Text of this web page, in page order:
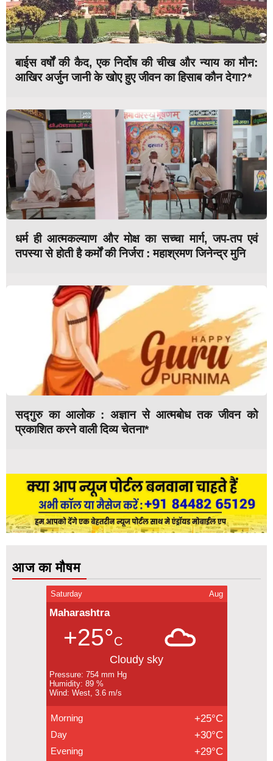
बाईस वर्षों की कैद, एक निर्दोष की चीख और न्याय का मौन:
आखिर अर्जुन जानी के खोए हुए जीवन का हिसाब कौन देगा?*
धर्म ही आत्मकल्याण और मोक्ष का सच्चा मार्ग, जप-तप एवं
तपस्या से होती है कर्मों की निर्जरा : महाश्रमण जिनेन्द्र मुनि
सद्गुरु का आलोक : अज्ञान से आत्मबोध तक जीवन को
प्रकाशित करने वाली दिव्य चेतना*
आज का मौषम
Saturday Aug
Maharashtra
+25°C
Cloudy sky
Pressure: 754 mm Hg
Humidity: 89 %
Wind: West, 3.6 m/s
Morning +25°C
Day +30°C
Evening +29°C